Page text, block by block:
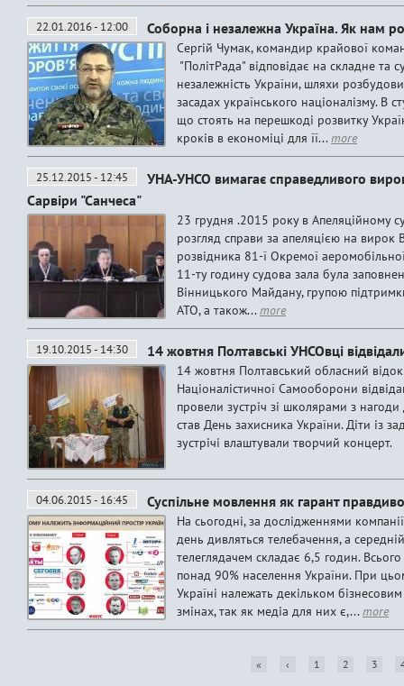
22.01.2016 - 12:00 Соборна і незалежна Україна. Як нам
Сергій Чумак, командир крайової
"ПолітРада" відповідає на складне та
незалежність України, шляхи
засадах українського націоналізму. В
що стоять на перешкоді розвитку
кроків в економіці для її...more
25.12.2015 - 12:45
УНА-УНСО вимагає справедливого
Сарвіри "Санчеса"
23 грудня .2015 року в Апеляційному
розгляд справи за апеляцією на вирок
розвідника 81-ї Окремої
11-ту годину судова зала була
Вінницького Майдану, групою
АТО, а також...more
19.10.2015 - 14:30 14 жовтня Полтавські УНСОвці
14 жовтня Полтавський обласний
Націоналістичної Самооборони
провели зустріч зі школярами з
став День захисника України. Діти із
зустрічі влаштували творчий концерт.
04.06.2015 - 16:45 Суспільне мовлення як гарант
На сьогодні, за дослідженнями
день дивляться телебачення, а
телеглядачем складає 6,5 годин.
понад 90% населення України. При
Україні належать декільком
змінах, так як медіа для них є,...more
« ‹ 1 2 3